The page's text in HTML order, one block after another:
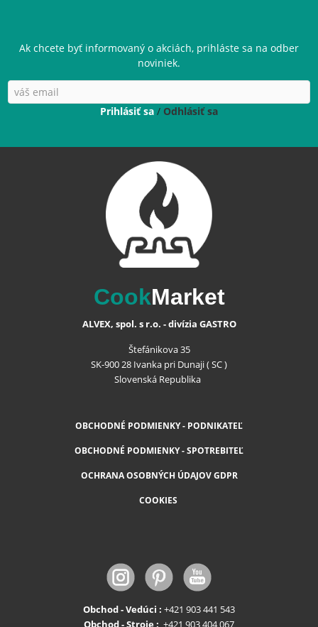
Ak chcete byť informovaný o akciách, prihláste sa na odber
noviniek.
Prihlásiť sa / Odhlásiť sa
CookMarket
ALVEX, spol. s r.o. - divízia GASTRO
Štefánikova 35
SK-900 28 Ivanka pri Dunaji ( SC )
Slovenská Republika
OBCHODNÉ PODMIENKY - PODNIKATEĽ
OBCHODNÉ PODMIENKY - SPOTREBITEĽ
OCHRANA OSOBNÝCH ÚDAJOV GDPR
COOKIES
Obchod - Vedúci : +421 903 441 543
Obchod - Stroje : +421 903 404 067